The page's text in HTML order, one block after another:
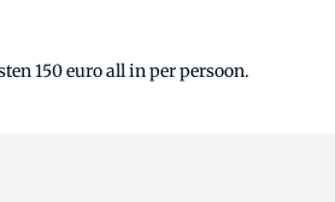
150 euro all in per persoon.